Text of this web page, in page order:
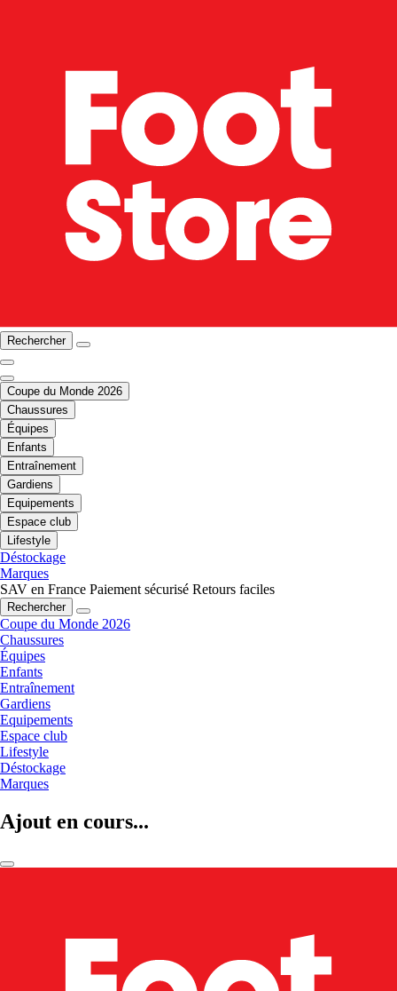
Rechercher
Coupe du Monde 2026
Chaussures
Équipes
Enfants
Entraînement
Gardiens
Equipements
Espace club
Lifestyle
Déstockage
Marques
SAV en France Paiement sécurisé Retours faciles
Rechercher
Coupe du Monde 2026
Chaussures
Équipes
Enfants
Entraînement
Gardiens
Equipements
Espace club
Lifestyle
Déstockage
Marques
Ajout en cours...